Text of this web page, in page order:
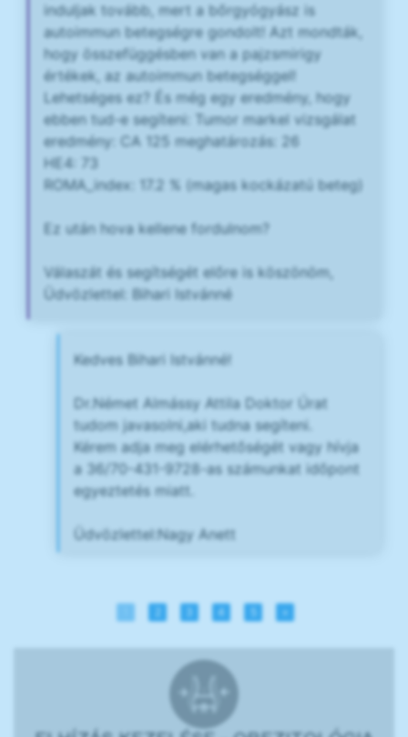
induljak tovább, mert a bőrgyógyász is
autoimmun betegségre gondolt! Azt mondták,
hogy összefüggésben van a pajzsmirigy
értékek, az autoimmun betegséggel!
Lehetséges ez? És még egy eredmény, hogy
ebben tud-e segíteni: Tumor markel vizsgálat
eredmény: CA 125 meghatározás: 26
HE4: 73
ROMA_index: 17.2 % (magas kockázatú beteg)
Ez után hova kellene fordulnom?
Válaszát és segítségét előre is köszönöm,
Üdvözlettel: Bihari Istvánné
Kedves Bihari Istvánné!
Dr.Német Almássy Attila Doktor Úrat
tudom javasolni,aki tudna segíteni.
Kérem adja meg elérhetőségét vagy hívja
a 36/70-431-9728-as számunkat időpont
egyeztetés miatt.
Üdvözlettel:Nagy Anett
4 »